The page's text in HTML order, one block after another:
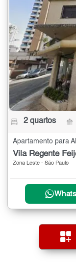
2 quartos
Apartamento para
Vila Regente
Zona Leste - São Paulo